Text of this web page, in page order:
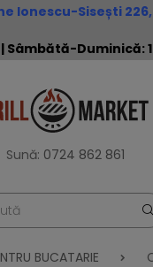
Ionescu-Sisești 226,
Sâmbătă-Duminică:
Sună: 0724 862 861
BUCATARIE